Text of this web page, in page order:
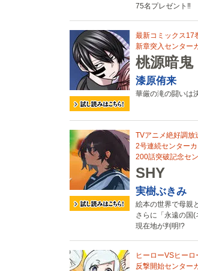
75名プレゼント‼
最新コミックス17
新章突入センター
桃源暗鬼
漆原侑来
華厳の滝の闘いは
TVアニメ絶好調放
2号連続センター
200話突破記念セ
SHY
実樹ぶきみ
絵本の世界で母親
さらに「永遠の国
現在地が判明!?
ヒーローVSヒーロ
反撃開始センター